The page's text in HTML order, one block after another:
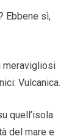
Ebbene sì,
meravigliosi
Vulcanica.
quell’isola
del mare e